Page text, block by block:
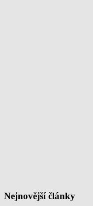
Nejnovější články